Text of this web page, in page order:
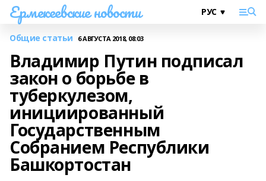
Ермекеевские новости
Общие статьи 6 АВГУСТА 2018, 08:03
Владимир Путин подписал
закон о борьбе в
туберкулезом,
инициированный
Государственным
Собранием Республики
Башкортостан